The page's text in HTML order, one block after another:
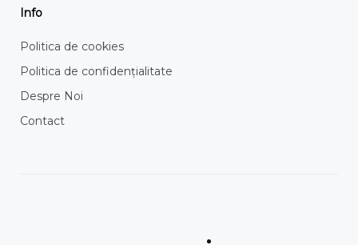
Info
Politica de cookies
Politica de confidențialitate
Despre Noi
Contact